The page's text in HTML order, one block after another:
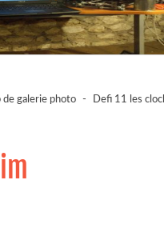
de galerie photo - Defi 11 les